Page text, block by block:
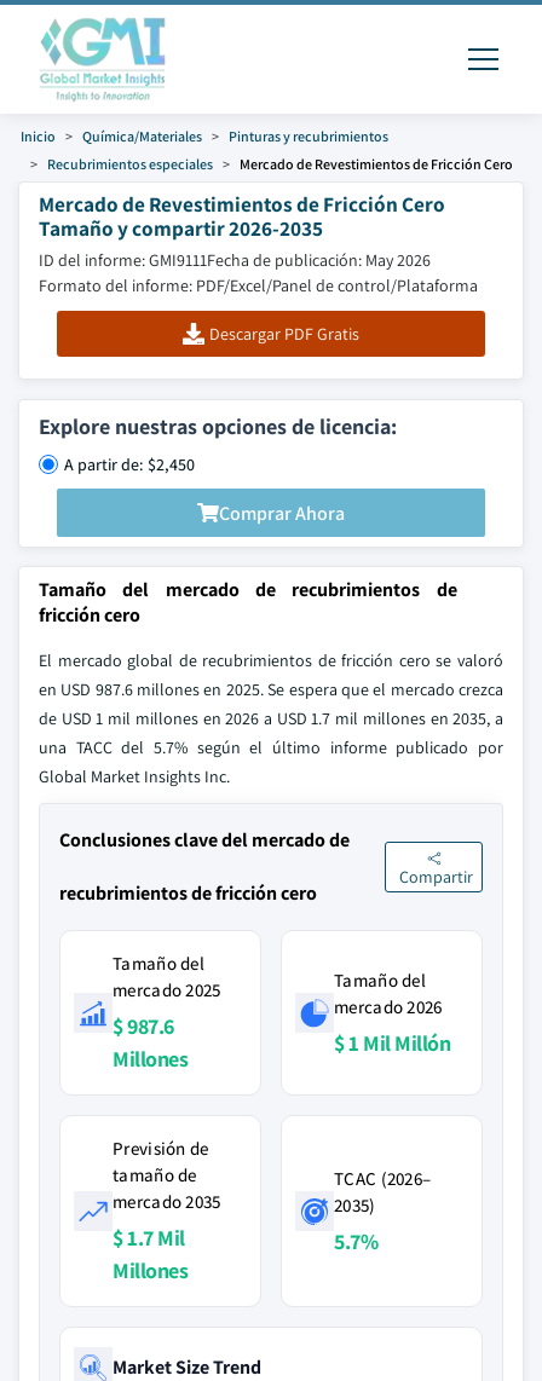
Inicio Química/Materiales
Pinturas y recubrimientos
Recubrimientos especiales
Mercado de Revestimientos de Fricción Cero
Mercado de Revestimientos de Fricción Cero
Tamaño y compartir 2026-2035
ID del informe: GMI9111Fecha de publicación: May 2026
Formato del informe: PDF/Excel/Panel de control/Plataforma
Descargar PDF Gratis
Explore nuestras opciones de licencia:
A partir de: $2,450
Comprar Ahora
Tamaño del mercado de recubrimientos de
fricción cero
El mercado global de recubrimientos de fricción cero se valoró
en USD 987.6 millones en 2025. Se espera que el mercado crezca
de USD 1 mil millones en 2026 a USD 1.7 mil millones en 2035, a
una TACC del 5.7% según el último informe publicado por
Global Market Insights Inc.
Conclusiones clave del mercado de
recubrimientos de fricción cero
Compartir
Tamaño del
mercado 2025
$ 987.6
Millones
Tamaño del
mercado 2026
$ 1 Mil Millón
Previsión de
tamaño de
mercado 2035
$ 1.7 Mil
Millones
TCAC (2026–
2035)
5.7%
Market Size Trend